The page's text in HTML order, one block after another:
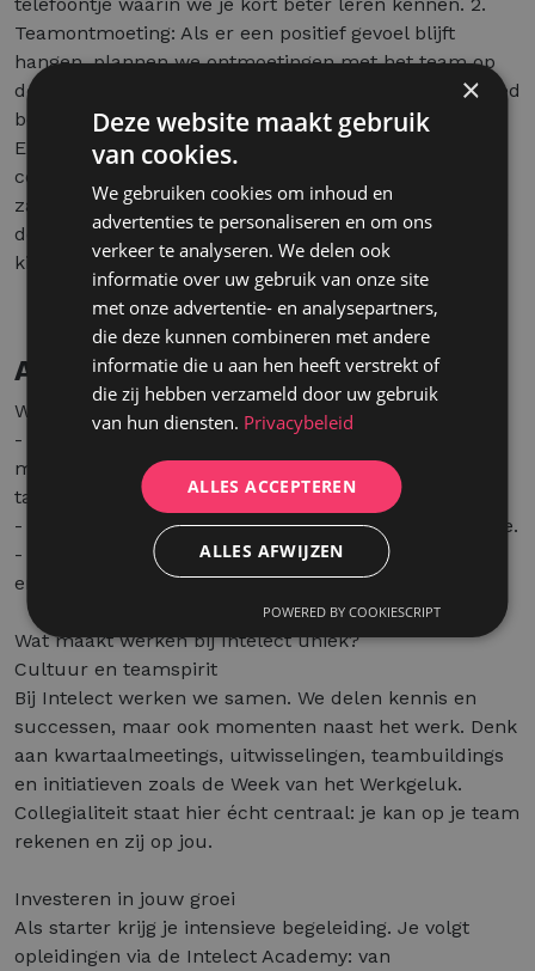
Teamontmoeting: Als er een positief gevoel blijft
hangen, plannen we ontmoetingen met het team op
de locatie waarin je interesse hebt. Zo krijg je een goed
beeld van de functie en onze werkwijze. 3.
Eindgesprek: De laatste stap bestaat uit enkele
competentietesten en een gesprek met een van onze
zaakvoerders op ons hoofdkantoor in Kontich. Binnen
de week mag je onze finale feedback verwachten. We
kijken ernaar uit om je te leren kennen!
Aanbod
Wat bieden wij jou?
- Een aantrekkelijk maandelijks loon met bonussen,
maaltijd- en ecocheques en hospitalisatie- en
tandzorgverzekering.
- Bedrijfswagen met tankkaart na je opleidingsperiode.
- Work-life balans: flexibele werkuren, géén overuren
en 20 vakantiedagen + 12 ADV dagen.
Wat maakt werken bij Intelect uniek?
Cultuur en teamspirit
Bij Intelect werken we samen. We delen kennis en
successen, maar ook momenten naast het werk. Denk
aan kwartaalmeetings, uitwisselingen, teambuildings
en initiatieven zoals de Week van het Werkgeluk.
Collegialiteit staat hier écht centraal: je kan op je team
rekenen en zij op jou.
Investeren in jouw groei
Als starter krijg je intensieve begeleiding. Je volgt
opleidingen via de Intelect Academy: van
×
Deze website maakt gebruik
van cookies.
We gebruiken cookies om inhoud en
advertenties te personaliseren en om ons
verkeer te analyseren. We delen ook
informatie over uw gebruik van onze site
met onze advertentie- en analysepartners,
die deze kunnen combineren met andere
informatie die u aan hen heeft verstrekt of
die zij hebben verzameld door uw gebruik
van hun diensten. Privacybeleid
ALLES ACCEPTEREN
ALLES AFWIJZEN
POWERED BY COOKIESCRIPT